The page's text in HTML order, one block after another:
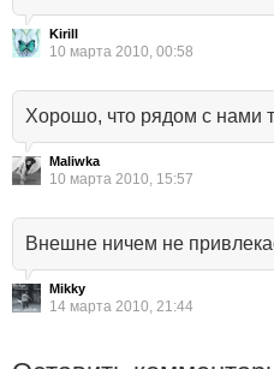
Kirill
10 марта 2010, 00:58
Хорошо, что рядом с нами
Maliwka
10 марта 2010, 15:57
Внешне ничем не
Mikky
14 марта 2010, 21:44